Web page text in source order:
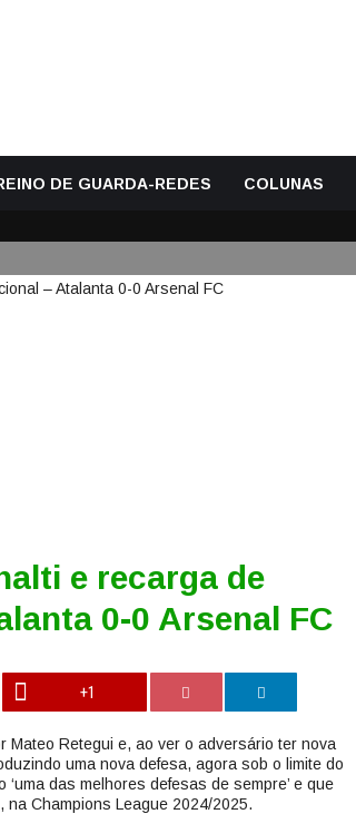
DE GUARDA-REDES COLUNAS
e recarga de
0-0 Arsenal FC
+1
Mateo Retegui e, ao ver o adversário ter nova
uma nova defesa, agora sob o limite do
das melhores defesas de sempre’ e que
na Champions League 2024/2025.